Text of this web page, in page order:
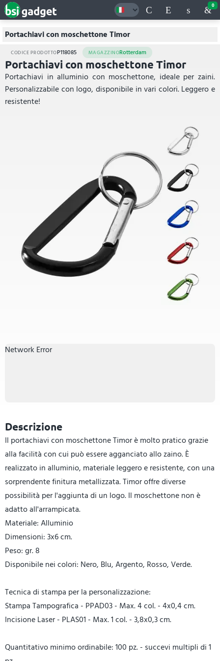
0
Portachiavi con moschettone Timor
CODICE PRODOTTOP118085 MAGAZZINORotterdam
Portachiavi con moschettone Timor
Portachiavi in alluminio con moschettone, ideale per zaini.
Personalizzabile con logo, disponibile in vari colori. Leggero e
resistente!
Network Error
Descrizione
Il portachiavi con moschettone Timor è molto pratico grazie
alla facilità con cui può essere agganciato allo zaino. È
realizzato in alluminio, materiale leggero e resistente, con una
sorprendente finitura metallizzata. Timor offre diverse
possibilità per l'aggiunta di un logo. Il moschettone non è
adatto all'arrampicata.
Materiale: Alluminio
Dimensioni: 3x6 cm.
Peso: gr. 8
Disponibile nei colori: Nero, Blu, Argento, Rosso, Verde.
Tecnica di stampa per la personalizzazione:
Stampa Tampografica - PPAD03 - Max. 4 col. - 4x0,4 cm.
Incisione Laser - PLAS01 - Max. 1 col. - 3,8x0,3 cm.
Quantitativo minimo ordinabile: 100 pz. - succevi multipli di 1